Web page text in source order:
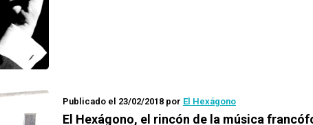
Publicado el 23/02/2018 por El Hexágono
El Hexágono, el rincón de la música